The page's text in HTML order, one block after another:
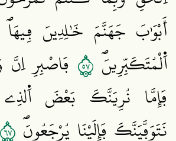
أَبْوَٰبَ جَهَنَّمَ خَٰلِدِينَ
اَ۬لْمُتَكَبِّرِينَۖ ٧٥ فَاصْبِرِ
فَإِمَّا نُرِيَنَّكَ بَعْضَ
نَتَوَفَّيَنَّكَ فَإِلَيْنَا يُرْجَعُونَۖ ٧٦